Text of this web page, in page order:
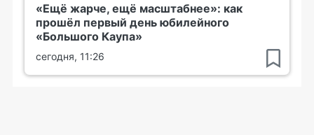
«Ещё жарче, ещё масштабнее»: как
прошёл первый день юбилейного
«Большого Каупа»
сегодня, 11:26